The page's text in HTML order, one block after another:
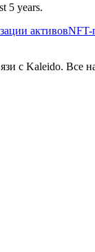
5 years.
активовNFT-
с Kaleido. Все